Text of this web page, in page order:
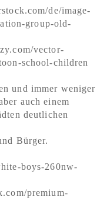
de/image-
group-old-
vector-
school-children
und immer weniger
auch einem
deutlichen
Bürger.
boys-260nw-
premium-